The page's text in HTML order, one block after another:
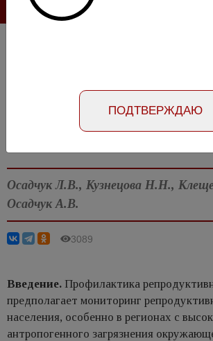
Статья на русском
Осадчук Л.В., Кузнецова Н.Н.,
Осадчук А.В.
3089
Введение. Профилактика
предполагает мониторинг
населения, особенно в регионах с
антропогенного загрязнения
ПОДТВЕРЖДАЮ